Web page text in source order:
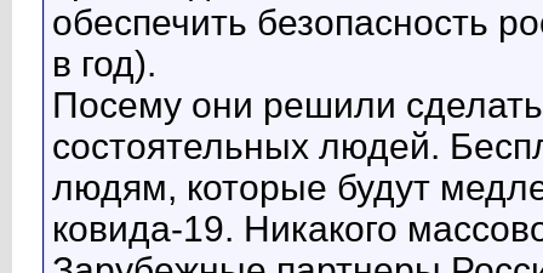
обеспечить безопасность
в год).
Посему они решили
состоятельных людей.
людям, которые будут
ковида-19. Никакого